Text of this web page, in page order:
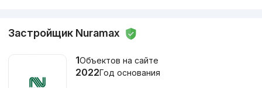
Застройщик Nuramax
1Объектов на сайте
2022Год основания